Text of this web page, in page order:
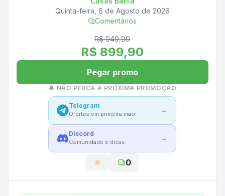
Quinta-feira, 6 de Agosto de 2026
Comentários
R$ 949,90
R$ 899,90
Pegar promo
🔔 NÃO PERCA A PRÓXIMA PROMOÇÃO
Telegram
Ofertas em primeira mão →
Discord
Comunidade e dicas →
0